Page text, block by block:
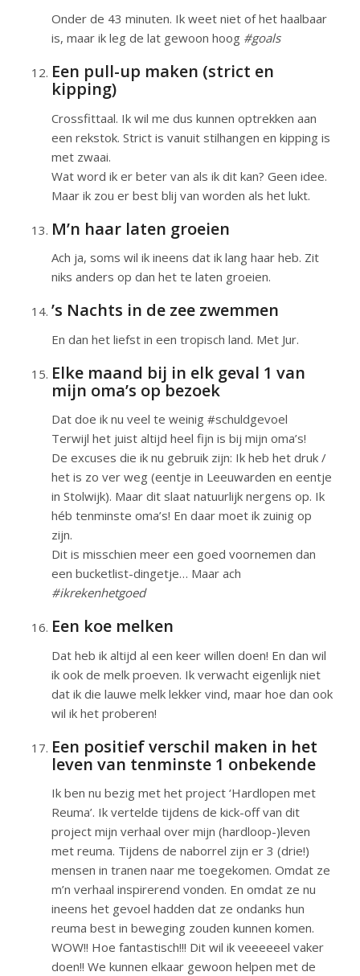
Onder de 43 minuten. Ik weet niet of het haalbaar
is, maar ik leg de lat gewoon hoog #goals
Een pull-up maken (strict en
kipping)
Crossfittaal. Ik wil me dus kunnen optrekken aan
een rekstok. Strict is vanuit stilhangen en kipping is
met zwaai.
Wat word ik er beter van als ik dit kan? Geen idee.
Maar ik zou er best blij van worden als het lukt.
M’n haar laten groeien
Ach ja, soms wil ik ineens dat ik lang haar heb. Zit
niks anders op dan het te laten groeien.
’s Nachts in de zee zwemmen
En dan het liefst in een tropisch land. Met Jur.
Elke maand bij in elk geval 1 van
mijn oma’s op bezoek
Dat doe ik nu veel te weinig #schuldgevoel
Terwijl het juist altijd heel fijn is bij mijn oma’s!
De excuses die ik nu gebruik zijn: Ik heb het druk /
het is zo ver weg (eentje in Leeuwarden en eentje
in Stolwijk). Maar dit slaat natuurlijk nergens op. Ik
héb tenminste oma’s! En daar moet ik zuinig op
zijn.
Dit is misschien meer een goed voornemen dan
een bucketlist-dingetje… Maar ach
#ikrekenhetgoed
Een koe melken
Dat heb ik altijd al een keer willen doen! En dan wil
ik ook de melk proeven. Ik verwacht eigenlijk niet
dat ik die lauwe melk lekker vind, maar hoe dan ook
wil ik het proberen!
Een positief verschil maken in het
leven van tenminste 1 onbekende
Ik ben nu bezig met het project ‘Hardlopen met
Reuma’. Ik vertelde tijdens de kick-off van dit
project mijn verhaal over mijn (hardloop-)leven
met reuma. Tijdens de naborrel zijn er 3 (drie!)
mensen in tranen naar me toegekomen. Omdat ze
m’n verhaal inspirerend vonden. En omdat ze nu
ineens het gevoel hadden dat ze ondanks hun
reuma best in beweging zouden kunnen komen.
WOW!! Hoe fantastisch!!! Dit wil ik veeeeeel vaker
doen!! We kunnen elkaar gewoon helpen met de